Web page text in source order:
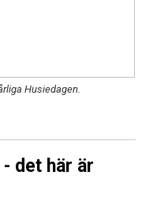
Husiedagen.
det här är